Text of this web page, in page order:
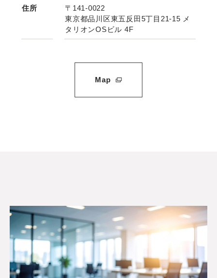
住所
〒141-0022
東京都品川区東五反田5丁目21-15 メ
タリオンOSビル 4F
Map